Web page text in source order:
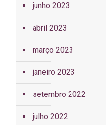
junho 2023
abril 2023
março 2023
janeiro 2023
setembro 2022
julho 2022